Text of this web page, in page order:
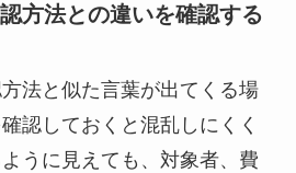
方法との違いを確認する
法と似た言葉が出てくる場
認しておくと混乱しにくく
うに見えても、対象者、費